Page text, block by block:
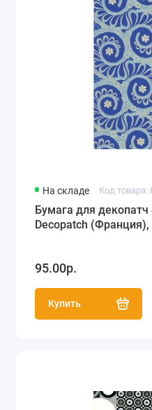
На складе Код товара:
Бумага для
Decopatch (Франция),
95.00р.
Купить